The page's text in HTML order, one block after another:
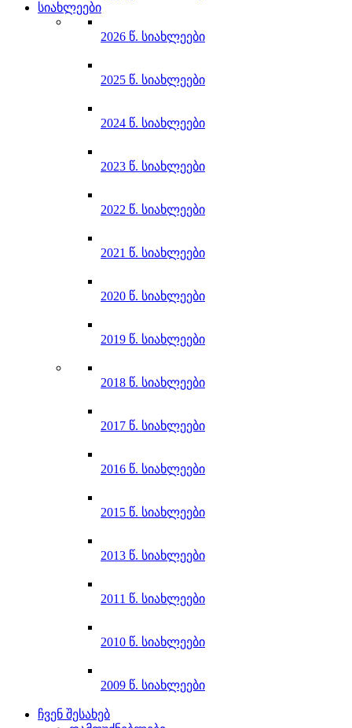
სიახლეები
2026 წ. სიახლეები
2025 წ. სიახლეები
2024 წ. სიახლეები
2023 წ. სიახლეები
2022 წ. სიახლეები
2021 წ. სიახლეები
2020 წ. სიახლეები
2019 წ. სიახლეები
2018 წ. სიახლეები
2017 წ. სიახლეები
2016 წ. სიახლეები
2015 წ. სიახლეები
2013 წ. სიახლეები
2011 წ. სიახლეები
2010 წ. სიახლეები
2009 წ. სიახლეები
ჩვენ შესახებ